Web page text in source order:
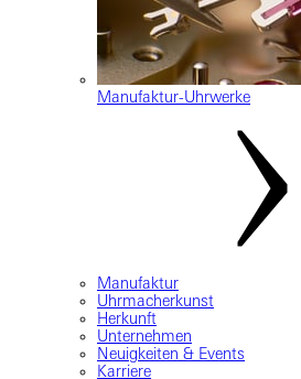
Manufaktur-Uhrwerke
Manufaktur
Uhrmacherkunst
Herkunft
Unternehmen
Neuigkeiten & Events
Karriere